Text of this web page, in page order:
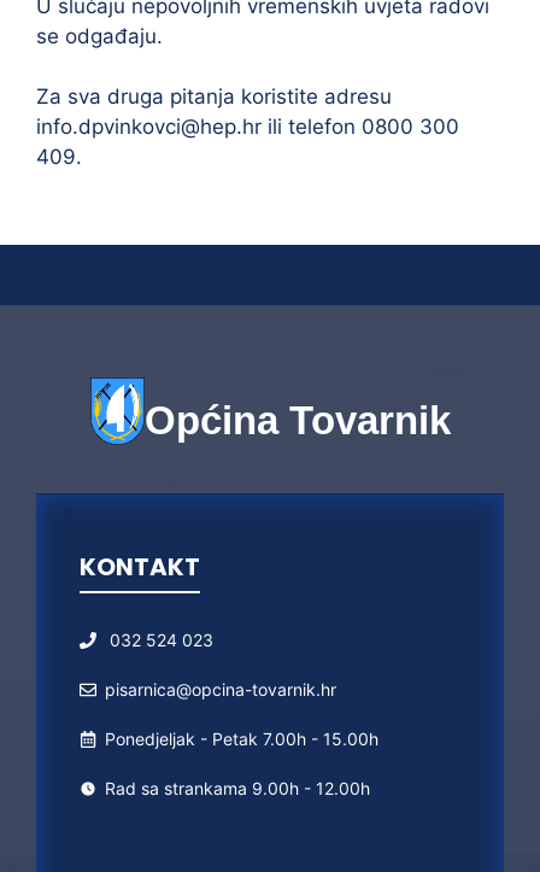
U slučaju nepovoljnih vremenskih uvjeta radovi
se odgađaju.
Za sva druga pitanja koristite adresu
info.dpvinkovci@hep.hr ili telefon 0800 300
409.
Općina Tovarnik
KONTAKT
032 524 023
pisarnica@opcina-tovarnik.hr
Ponedjeljak - Petak 7.00h - 15.00h
Rad sa strankama 9.00h - 12.00h